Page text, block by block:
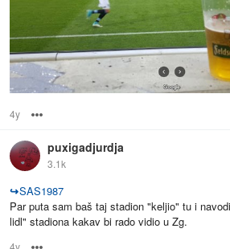
4y
puxigadjurdja
3.1k
↪SAS1987
Par puta sam baš taj stadion "keljio" tu i
lidl" stadiona kakav bi rado vidio u Zg.
4y